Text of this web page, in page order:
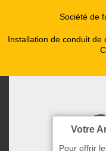
Société de
Installation de conduit
Votre
Pour offrir